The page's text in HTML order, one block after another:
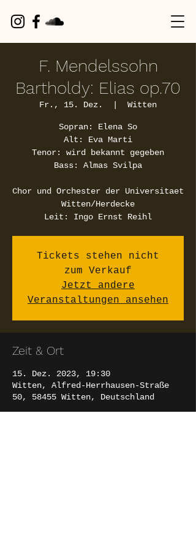
F. Mendelssohn
Bartholdy: Elias op.70
Fr., 15. Dez. Witten
Sopran: Elena So
Alt: Eva Marti
Tenor: wird bekannt gegeben
Bass: Almas Svilpa
Chor und Orchester der Universitaet
Witten/Herdecke
Leit: Ingo Ernst Reihl
Tickets stehen nicht
zum Verkauf
Jetzt andere
Veranstaltungen ansehen
Zeit & Ort
15. Dez. 2023, 19:30
Witten, Alfred-Herrhausen-Straße
50, 58455 Witten, Deutschland